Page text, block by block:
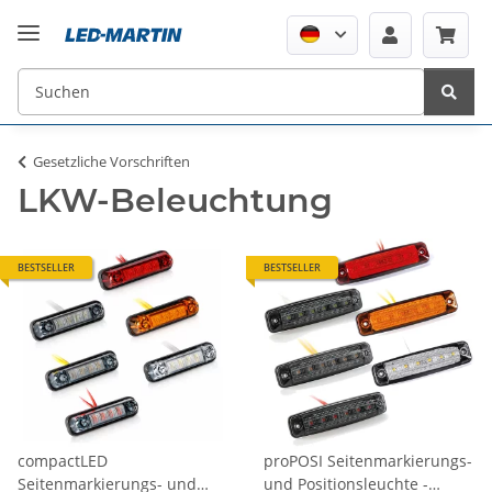
Gesetzliche Vorschriften
LKW-Beleuchtung
BESTSELLER
compactLED
Seitenmarkierungs- und
BESTSELLER
proPOSI Seitenmarkierungs-
und Positionsleuchte -